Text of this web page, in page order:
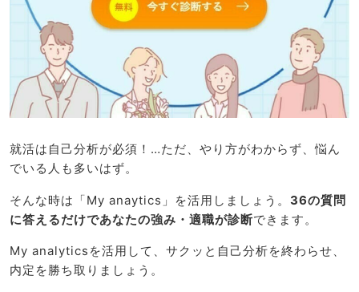
就活は自己分析が必須！…ただ、やり方がわからず、悩ん
でいる人も多いはず。
そんな時は「My anaytics」を活用しましょう。 36の質問
に答えるだけであなたの強み・適職が診断できます。
My analyticsを活用して、サクッと自己分析を終わらせ、
内定を勝ち取りましょう。